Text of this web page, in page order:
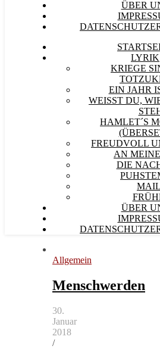
ÜBER
LYRIK
KRIEGE
EIN JAHR
WEISST DU,
HAMLET´S
FREUDVOLL
AN
DIE
ÜBER
Allgemein
Menschwerden
30.
Januar
2018
/